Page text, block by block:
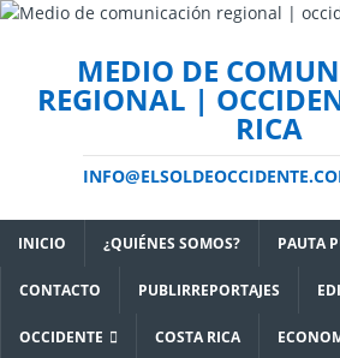
MEDIO DE
REGIONAL |
RICA
INICIO ¿QUIÉNES SOMOS? PAUTA
CONTACTO PUBLIRREPORTAJES
OCCIDENTE COSTA RICA